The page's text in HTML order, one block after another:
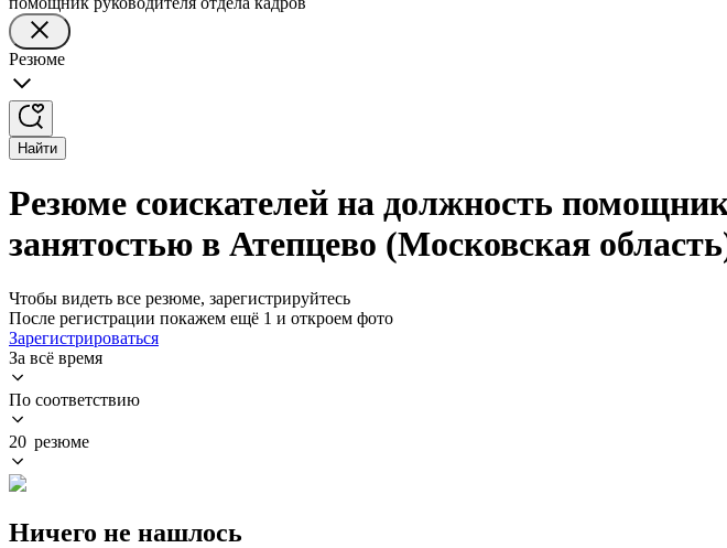
Резюме
Найти
Резюме соискателей на должность
занятостью в Атепцево (Московская
Чтобы видеть все резюме, зарегистрируйтесь
После регистрации покажем ещё 1 и откроем фото
Зарегистрироваться
За всё время
По соответствию
20 резюме
Ничего не нашлось